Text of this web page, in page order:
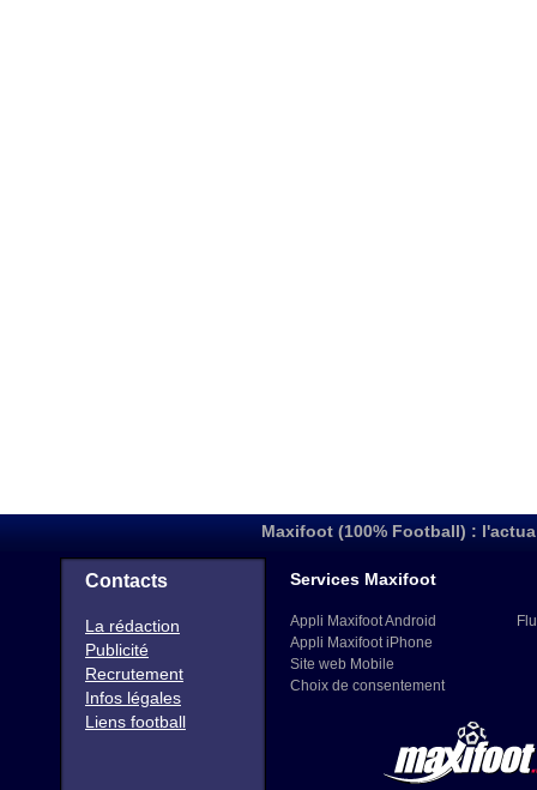
Maxifoot (100% Football) :
Contacts
La rédaction
Publicité
Recrutement
Infos légales
Liens football
Services Maxifoot
Appli Maxifoot Android
Appli Maxifoot iPhone
Site web Mobile
Choix de consentement